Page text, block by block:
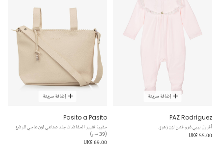
إضافة سريعة
PAZ Rodríguez
أفرول بيبي غرو قطن لون زهري
UK£ 55.00
إضافة سريعة
Pasito a Pasito
حقيبة تغيير الحفاضات جلد صناعي لون عاجي للرضع
(39 سم)
UK£ 69.00